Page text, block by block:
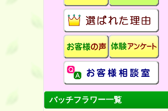
バッチフラワー一覧